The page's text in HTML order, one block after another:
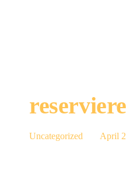
Uncategorized April